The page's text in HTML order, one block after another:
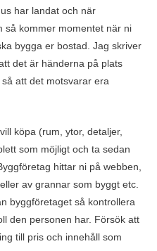
har landat och när
så kommer momentet när ni
bygga er bostad. Jag skriver
det är händerna på plats
att det motsvarar era
köpa (rum, ytor, detaljer,
som möjligt och ta sedan
hittar ni på webben,
av grannar som byggt etc.
byggföretaget så kontrollera
den personen har. Försök att
till pris och innehåll som